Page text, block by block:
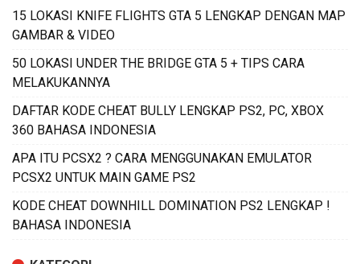
15 LOKASI KNIFE FLIGHTS GTA 5 LENGKAP DENGAN MAP
GAMBAR & VIDEO
50 LOKASI UNDER THE BRIDGE GTA 5 + TIPS CARA
MELAKUKANNYA
DAFTAR KODE CHEAT BULLY LENGKAP PS2, PC, XBOX
360 BAHASA INDONESIA
APA ITU PCSX2 ? CARA MENGGUNAKAN EMULATOR
PCSX2 UNTUK MAIN GAME PS2
KODE CHEAT DOWNHILL DOMINATION PS2 LENGKAP !
BAHASA INDONESIA